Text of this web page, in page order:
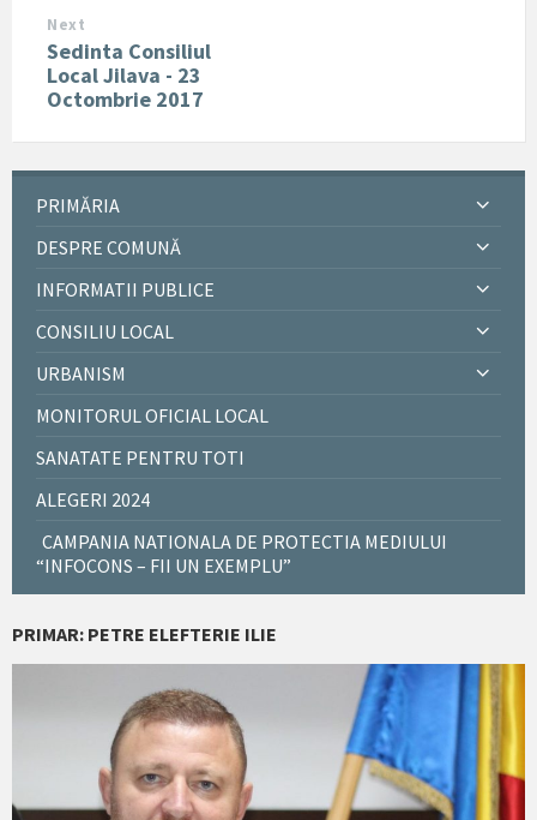
Next
Sedinta Consiliul
Local Jilava - 23
Octombrie 2017
PRIMĂRIA
DESPRE COMUNĂ
INFORMATII PUBLICE
CONSILIU LOCAL
URBANISM
MONITORUL OFICIAL LOCAL
SANATATE PENTRU TOTI
ALEGERI 2024
CAMPANIA NATIONALA DE PROTECTIA MEDIULUI
“INFOCONS – FII UN EXEMPLU”
PRIMAR: PETRE ELEFTERIE ILIE